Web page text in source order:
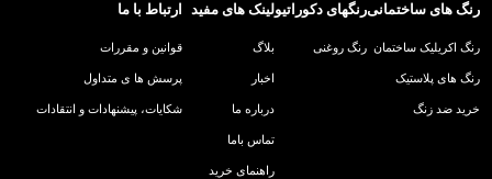
رنگ های ساختمانی
رنگ اکریلیک ساختمان
رنگ های پلاستیک
خرید ضد زنگ
رنگهای دکوراتیو
رنگ روغنی
لینک های مفید
بلاگ
اخبار
درباره ما
تماس باما
راهنمای خرید
ارتباط با ما
قوانین و مقررات
پرسش ها ی متداول
شکایات، پیشنهادات و انتقادات